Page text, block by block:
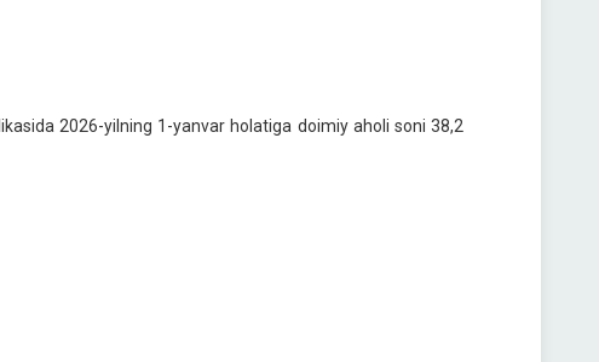
2026-yilning 1-yanvar holatiga doimiy aholi soni 38,2